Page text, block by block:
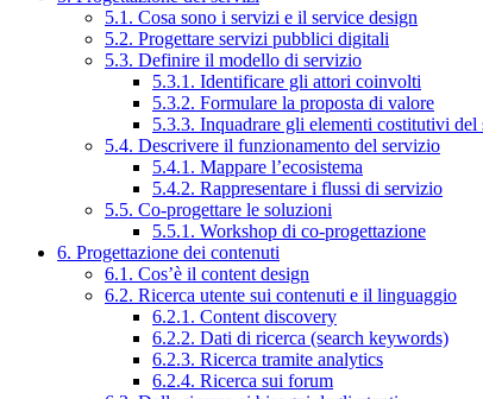
5.1. Cosa sono i servizi e il service design
5.2. Progettare servizi pubblici digitali
5.3. Definire il modello di servizio
5.3.1. Identificare gli attori coinvolti
5.3.2. Formulare la proposta di valore
5.3.3. Inquadrare gli elementi costitutivi del
5.4. Descrivere il funzionamento del servizio
5.4.1. Mappare l’ecosistema
5.4.2. Rappresentare i flussi di servizio
5.5. Co-progettare le soluzioni
5.5.1. Workshop di co-progettazione
6. Progettazione dei contenuti
6.1. Cos’è il content design
6.2. Ricerca utente sui contenuti e il linguaggio
6.2.1. Content discovery
6.2.2. Dati di ricerca (search keywords)
6.2.3. Ricerca tramite analytics
6.2.4. Ricerca sui forum